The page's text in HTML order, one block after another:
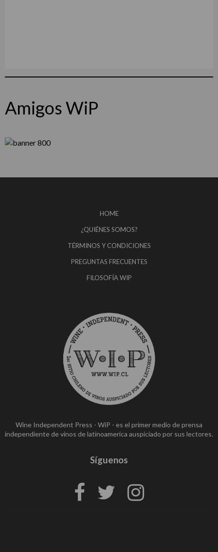
Amigos WiP
HOME
¿QUIÉNES SOMOS?
TÉRMINOS Y CONDICIONES
PREGUNTAS FRECUENTES
FILOSOFÍA WIP
Wine Independent Press - WiP - es el primer medio de prensa
independiente de vinos de latinoamerica auspiciado por sus lectores.
Síguenos